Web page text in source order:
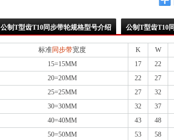
公制T型齿T10同步带轮规格型号介绍 公制T型齿T10
标准同步带宽度 K W
15=15MM
17 22
20=20MM
22 27
25=25MM
27 32
30=30MM
32 37
40=40MM
43 48
50=50MM
53 58